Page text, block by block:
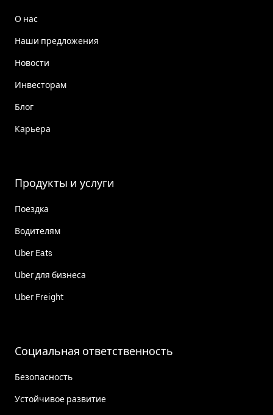
О нас
Наши предложения
Новости
Инвесторам
Блог
Карьера
Продукты и услуги
Поездка
Водителям
Uber Eats
Uber для бизнеса
Uber Freight
Социальная ответственность
Безопасность
Устойчивое развитие